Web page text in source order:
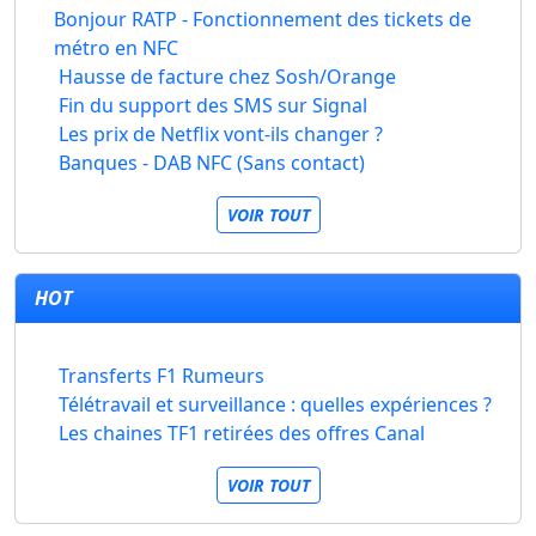
Bonjour RATP - Fonctionnement des tickets de
métro en NFC
Hausse de facture chez Sosh/Orange
Fin du support des SMS sur Signal
Les prix de Netflix vont-ils changer ?
Banques - DAB NFC (Sans contact)
VOIR TOUT
HOT
Transferts F1 Rumeurs
Télétravail et surveillance : quelles expériences ?
Les chaines TF1 retirées des offres Canal
VOIR TOUT